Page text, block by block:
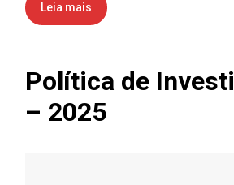
Leia mais
Política de
– 2025